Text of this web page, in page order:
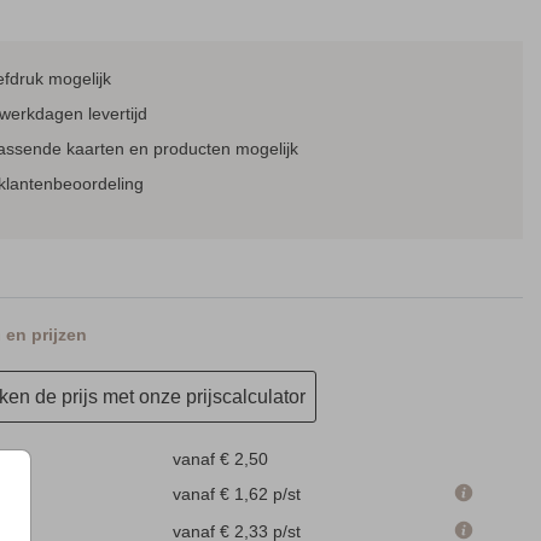
SAVE THE DATE KAART
TROUWKAART VERLOVINGSKAART
mogelijk
levertijd
kaarten en producten mogelijk
en prijzen
de prijs met onze prijscalculator
vanaf € 2,50
vanaf € 1,62 p/st
vanaf € 2,33 p/st